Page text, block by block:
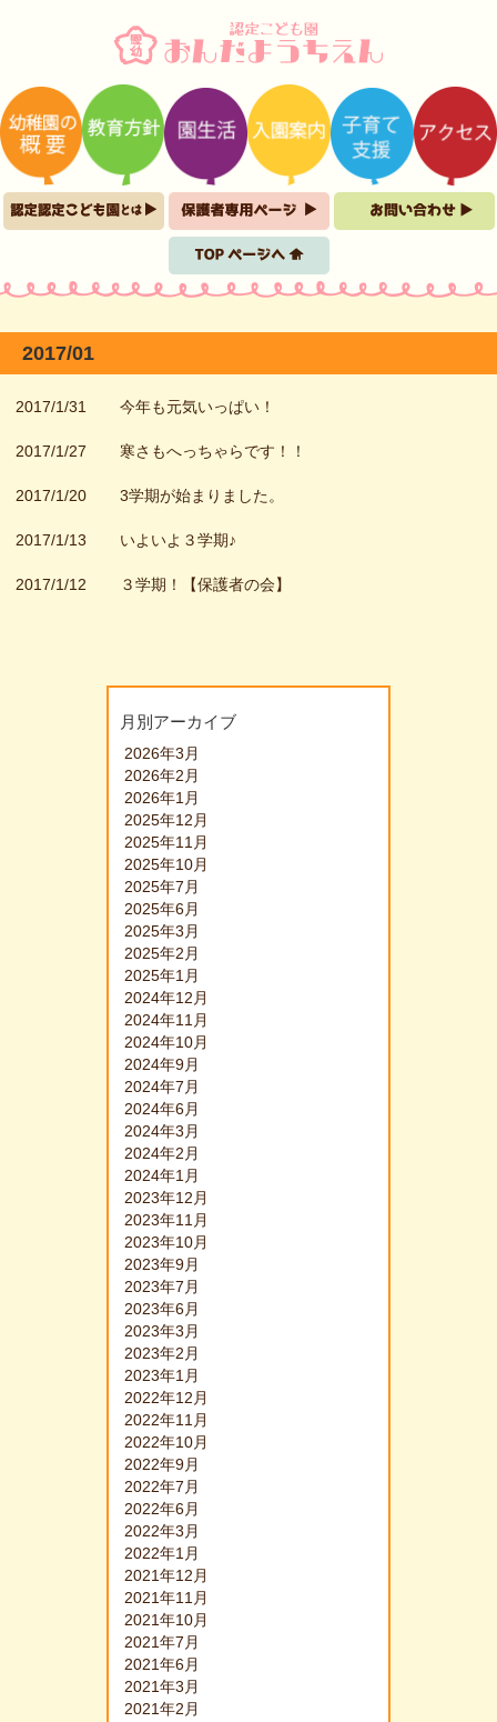
2017/01
2017/1/31 今年も元気いっぱい！
2017/1/27 寒さもへっちゃらです！！
2017/1/20 3学期が始まりました。
2017/1/13 いよいよ３学期♪
2017/1/12 ３学期！【保護者の会】
月別アーカイブ
2026年3月
2026年2月
2026年1月
2025年12月
2025年11月
2025年10月
2025年7月
2025年6月
2025年3月
2025年2月
2025年1月
2024年12月
2024年11月
2024年10月
2024年9月
2024年7月
2024年6月
2024年3月
2024年2月
2024年1月
2023年12月
2023年11月
2023年10月
2023年9月
2023年7月
2023年6月
2023年3月
2023年2月
2023年1月
2022年12月
2022年11月
2022年10月
2022年9月
2022年7月
2022年6月
2022年3月
2022年1月
2021年12月
2021年11月
2021年10月
2021年7月
2021年6月
2021年3月
2021年2月